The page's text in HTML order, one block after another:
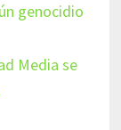
genocidio
Media se